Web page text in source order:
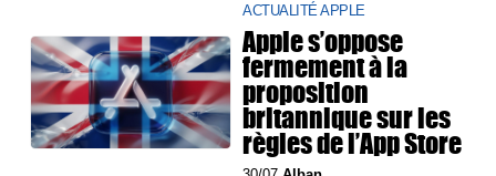
ACTUALITÉ APPLE
Apple s’oppose
fermement à la
proposition
britannique sur les
règles de l’App Store